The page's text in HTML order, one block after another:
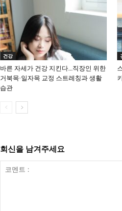
건강
바른 자세가 건강 지킨다…직장인 위한
거북목·일자목 교정 스트레칭과 생활
습관
회신을 남겨주세요